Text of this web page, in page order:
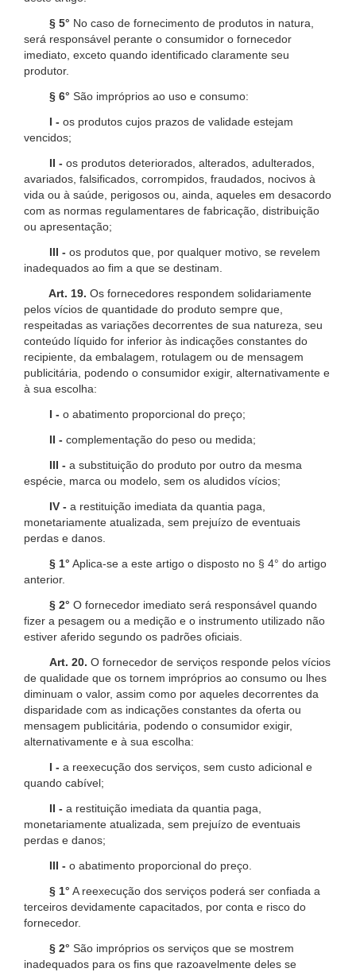
§ 5° No caso de fornecimento de produtos in natura,
será responsável perante o consumidor o fornecedor
imediato, exceto quando identificado claramente seu
produtor.
§ 6° São impróprios ao uso e consumo:
I - os produtos cujos prazos de validade estejam
vencidos;
II - os produtos deteriorados, alterados, adulterados,
avariados, falsificados, corrompidos, fraudados, nocivos à
vida ou à saúde, perigosos ou, ainda, aqueles em desacordo
com as normas regulamentares de fabricação, distribuição
ou apresentação;
III - os produtos que, por qualquer motivo, se revelem
inadequados ao fim a que se destinam.
Art. 19. Os fornecedores respondem solidariamente
pelos vícios de quantidade do produto sempre que,
respeitadas as variações decorrentes de sua natureza, seu
conteúdo líquido for inferior às indicações constantes do
recipiente, da embalagem, rotulagem ou de mensagem
publicitária, podendo o consumidor exigir, alternativamente e
à sua escolha:
I - o abatimento proporcional do preço;
II - complementação do peso ou medida;
III - a substituição do produto por outro da mesma
espécie, marca ou modelo, sem os aludidos vícios;
IV - a restituição imediata da quantia paga,
monetariamente atualizada, sem prejuízo de eventuais
perdas e danos.
§ 1° Aplica-se a este artigo o disposto no § 4° do artigo
anterior.
§ 2° O fornecedor imediato será responsável quando
fizer a pesagem ou a medição e o instrumento utilizado não
estiver aferido segundo os padrões oficiais.
Art. 20. O fornecedor de serviços responde pelos vícios
de qualidade que os tornem impróprios ao consumo ou lhes
diminuam o valor, assim como por aqueles decorrentes da
disparidade com as indicações constantes da oferta ou
mensagem publicitária, podendo o consumidor exigir,
alternativamente e à sua escolha:
I - a reexecução dos serviços, sem custo adicional e
quando cabível;
II - a restituição imediata da quantia paga,
monetariamente atualizada, sem prejuízo de eventuais
perdas e danos;
III - o abatimento proporcional do preço.
§ 1° A reexecução dos serviços poderá ser confiada a
terceiros devidamente capacitados, por conta e risco do
fornecedor.
§ 2° São impróprios os serviços que se mostrem
inadequados para os fins que razoavelmente deles se